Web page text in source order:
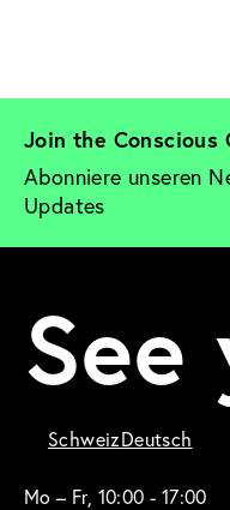
Join the Conscious
Abonniere unseren
Updates
See
SchweizDeutsch
Mo – Fr, 10:00 - 17:00